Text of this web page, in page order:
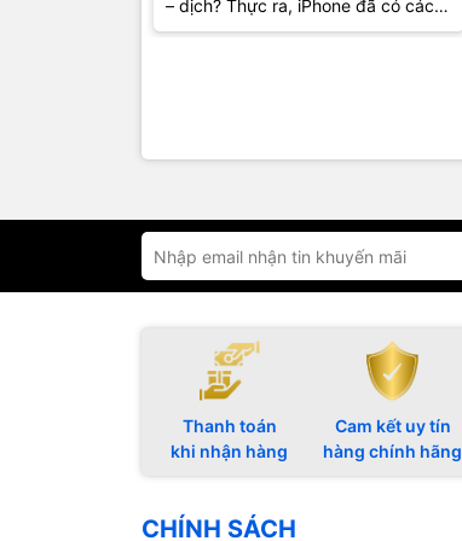
– dịch? Thực ra, iPhone đã có cách
giúp bạn hiểu nội dung ngay...
Thanh toán
khi nhận hàng
Cam kết uy tín
hàng chính hãng
CHÍNH SÁCH